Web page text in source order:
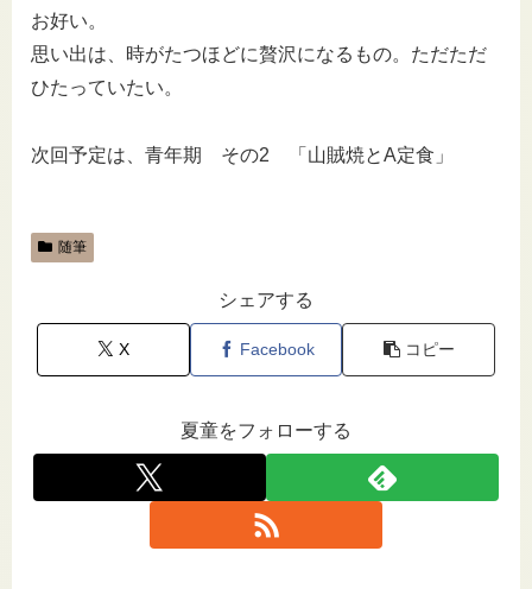
お好い。
思い出は、時がたつほどに贅沢になるもの。ただただ
ひたっていたい。
次回予定は、青年期 その2 「山賊焼とA定食」
随筆
シェアする
X Facebook コピー
夏童をフォローする